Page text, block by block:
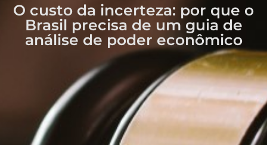
O custo da incerteza: por que o
Brasil precisa de um guia de
análise de poder econômico